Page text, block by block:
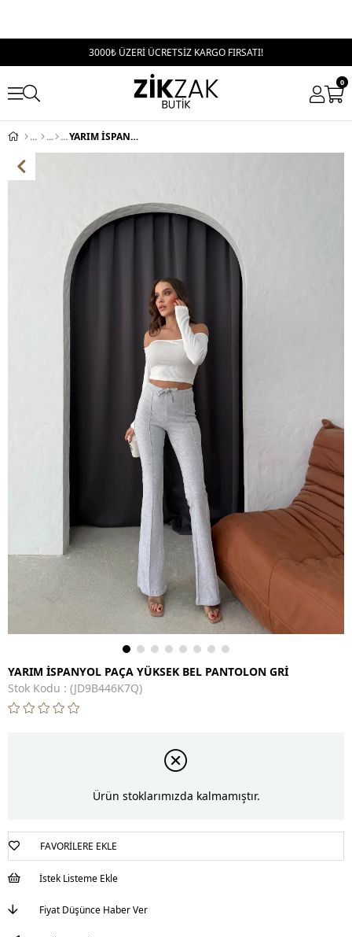
3000₺ ÜZERİ ÜCRETSİZ KARGO FIRSATI!
0
YARIM İSPANYOL PAÇA YÜKSEK BEL PANTOLON GRİ
YARIM İSPANYOL PAÇA YÜKSEK BEL PANTOLON GRİ
Stok Kodu
(JD9B446K7Q)
Ürün stoklarımızda kalmamıştır.
FAVORILERE EKLE
İstek Listeme Ekle
Fiyat Düşünce Haber Ver